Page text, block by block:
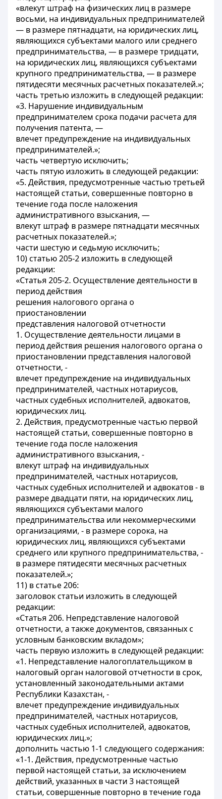
«влекут штраф на физических лиц в размере
восьми, на индивидуальных предпринимателей
— в размере пятнадцати, на юридических лиц,
являющихся субъектами малого или среднего
предпринимательства, — в размере тридцати,
на юридических лиц, являющихся субъектами
крупного предпринимательства, — в размере
пятидесяти месячных расчетных показателей.»;
часть третью изложить в следующей редакции:
«3. Нарушение индивидуальным
предпринимателем срока подачи расчета для
получения патента, —
влечет предупреждение на индивидуальных
предпринимателей.»;
часть четвертую исключить;
часть пятую изложить в следующей редакции:
«5. Действия, предусмотренные частью третьей
настоящей статьи, совершенные повторно в
течение года после наложения
административного взыскания, —
влекут штраф в размере пятнадцати месячных
расчетных показателей.»;
части шестую и седьмую исключить;
10) статью 205-2 изложить в следующей
редакции:
«Статья 205-2. Осуществление деятельности в
период действия
решения налогового органа о
приостановлении
представления налоговой отчетности
1. Осуществление деятельности лицами в
период действия решения налогового органа о
приостановлении представления налоговой
отчетности, -
влечет предупреждение на индивидуальных
предпринимателей, частных нотариусов,
частных судебных исполнителей, адвокатов,
юридических лиц.
2. Действия, предусмотренные частью первой
настоящей статьи, совершенные повторно в
течение года после наложения
административного взыскания, -
влекут штраф на индивидуальных
предпринимателей, частных нотариусов,
частных судебных исполнителей и адвокатов - в
размере двадцати пяти, на юридических лиц,
являющихся субъектами малого
предпринимательства или некоммерческими
организациями, - в размере сорока, на
юридических лиц, являющихся субъектами
среднего или крупного предпринимательства, -
в размере пятидесяти месячных расчетных
показателей.»;
11) в статье 206:
заголовок статьи изложить в следующей
редакции:
«Статья 206. Непредставление налоговой
отчетности, а также документов, связанных с
условным банковским вкладом»;
часть первую изложить в следующей редакции:
«1. Непредставление налогоплательщиком в
налоговый орган налоговой отчетности в срок,
установленный законодательными актами
Республики Казахстан, -
влечет предупреждение индивидуальных
предпринимателей, частных нотариусов,
частных судебных исполнителей, адвокатов,
юридических лиц.»;
дополнить частью 1-1 следующего содержания:
«1-1. Действия, предусмотренные частью
первой настоящей статьи, за исключением
действий, указанных в части 3 настоящей
статьи, совершенные повторно в течение года